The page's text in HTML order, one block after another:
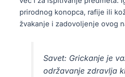
prirodnog konopca, rafije ili
žvakanje i zadovoljenje ovog
Savet: Grickanje je
održavanje zdravlja